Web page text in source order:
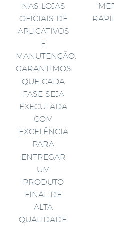
NAS LOJAS
OFICIAIS DE
APLICATIVOS
E
MANUTENÇÃO.
GARANTIMOS
QUE CADA
FASE SEJA
EXECUTADA
COM
EXCELÊNCIA
PARA
ENTREGAR
UM
PRODUTO
FINAL DE
ALTA
QUALIDADE.